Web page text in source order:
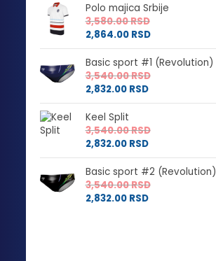
Polo majica Srbije
3,580.00RSD
2,864.00 RSD
Basic sport #1 (Revolution)
3,540.00RSD
2,832.00 RSD
Keel Split
3,540.00RSD
2,832.00 RSD
Basic sport #2 (Revolution)
3,540.00RSD
2,832.00 RSD